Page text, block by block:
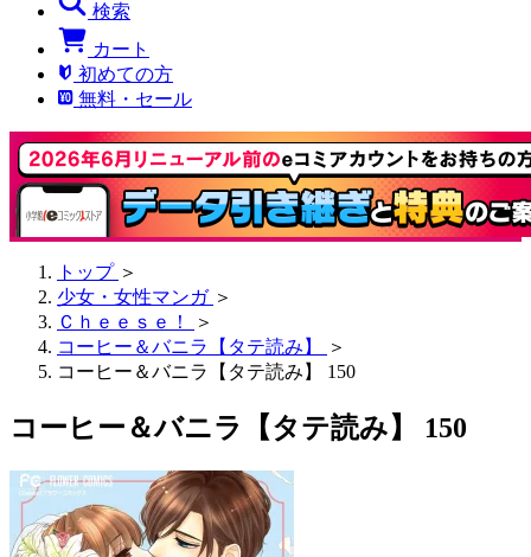
検索
カート
初めての方
無料・セール
トップ ＞
少女・女性マンガ ＞
Ｃｈｅｅｓｅ！
＞
コーヒー＆バニラ【タテ読み】
＞
コーヒー＆バニラ【タテ読み】 150
コーヒー＆バニラ【タテ読み】 150